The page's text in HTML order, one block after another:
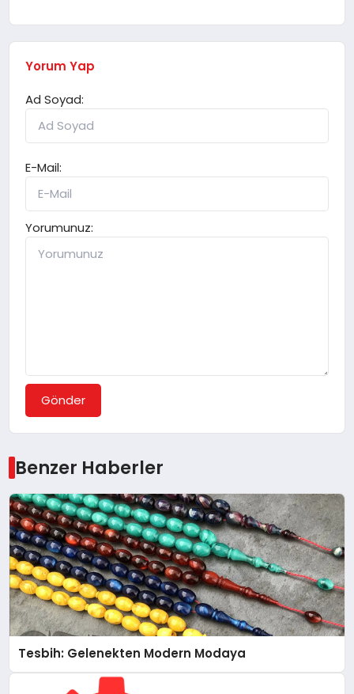
Yorum Yap
Ad Soyad:
E-Mail:
Yorumunuz:
Gönder
Benzer Haberler
Tesbih: Gelenekten Modern Modaya